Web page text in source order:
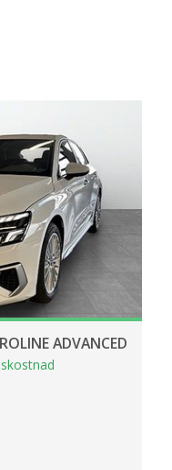
ADVANCED